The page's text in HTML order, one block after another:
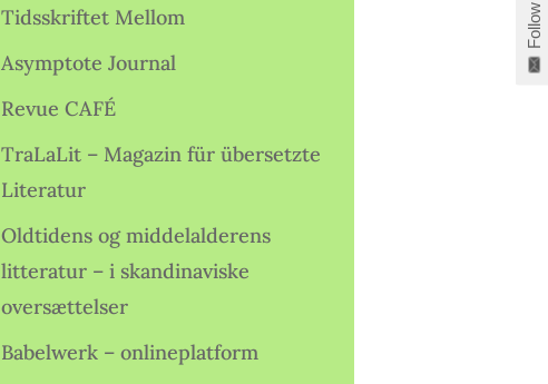
Tidsskriftet Mellom
Asymptote Journal
Revue CAFÉ
TraLaLit – Magazin für übersetzte
Literatur
Oldtidens og middelalderens
litteratur – i skandinaviske
oversættelser
Babelwerk – onlineplatform
Follow